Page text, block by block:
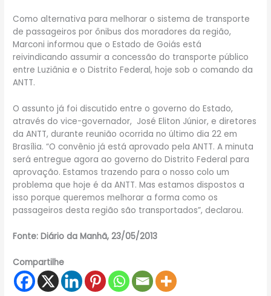
Como alternativa para melhorar o sistema de transporte
de passageiros por ônibus dos moradores da região,
Marconi informou que o Estado de Goiás está
reivindicando assumir a concessão do transporte público
entre Luziânia e o Distrito Federal, hoje sob o comando da
ANTT.
O assunto já foi discutido entre o governo do Estado,
através do vice-governador, José Eliton Júnior, e diretores
da ANTT, durante reunião ocorrida no último dia 22 em
Brasília. “O convênio já está aprovado pela ANTT. A minuta
será entregue agora ao governo do Distrito Federal para
aprovação. Estamos trazendo para o nosso colo um
problema que hoje é da ANTT. Mas estamos dispostos a
isso porque queremos melhorar a forma como os
passageiros desta região são transportados”, declarou.
Fonte: Diário da Manhã, 23/05/2013
Compartilhe